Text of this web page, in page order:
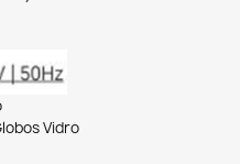
Vidro